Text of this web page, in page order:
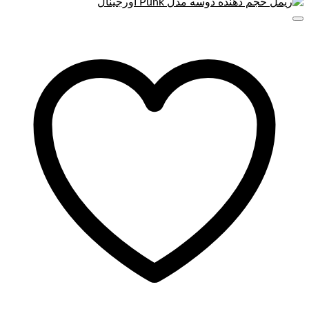
کاملا ضدآب نبوده و ممکن است در اثر تعریق و رطوبت ریزش
داشته باشد. در نتیجه هنگام شستشو به راحتی تمیز می شود.
همچنین حاوی مواد مغذی و آبرسان برای مژه‌ها بوده و به تقویت و
جلوگیری از خشکی آن‌ها کمک می‌کند. بافت کرمی و سبک آن نیز
احساس راحتی در طول روز را به ارمغان می‌آورد. پس اگر به دنبال
ریملی هستید که مژه‌ها را به طور طبیعی بلند کرده و جذابیت
چشم‌هایتان را افزایش دهد، ریمل نارنجی شاکینگ ولوم بیو بهترین
انتخاب برای شماست. حتی اگر به دنبال ریمل حجم دهنده بیو هستید
می توانید به راحتی با یک کلیک صاحب آن باشید.